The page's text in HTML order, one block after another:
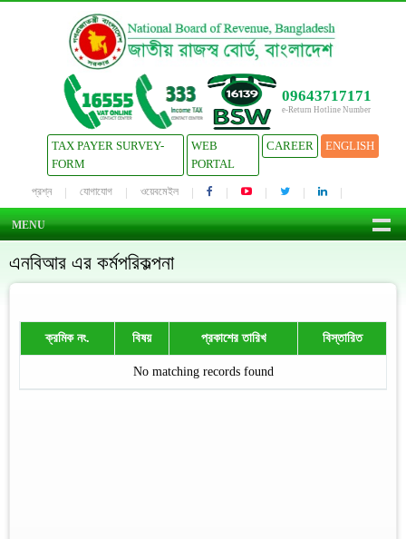
09643717171
e-Return Hotline Number
TAX PAYER SURVEY-
FORM
WEB
PORTAL
CAREER ENGLISH
প্রশ্ন যোগাযোগ ওয়েবমেইল
MENU
এনবিআর এর কর্মপরিকল্পনা
ক্রমিক নং. বিষয় প্রকাশের তারিখ বিস্তারিত
No matching records found